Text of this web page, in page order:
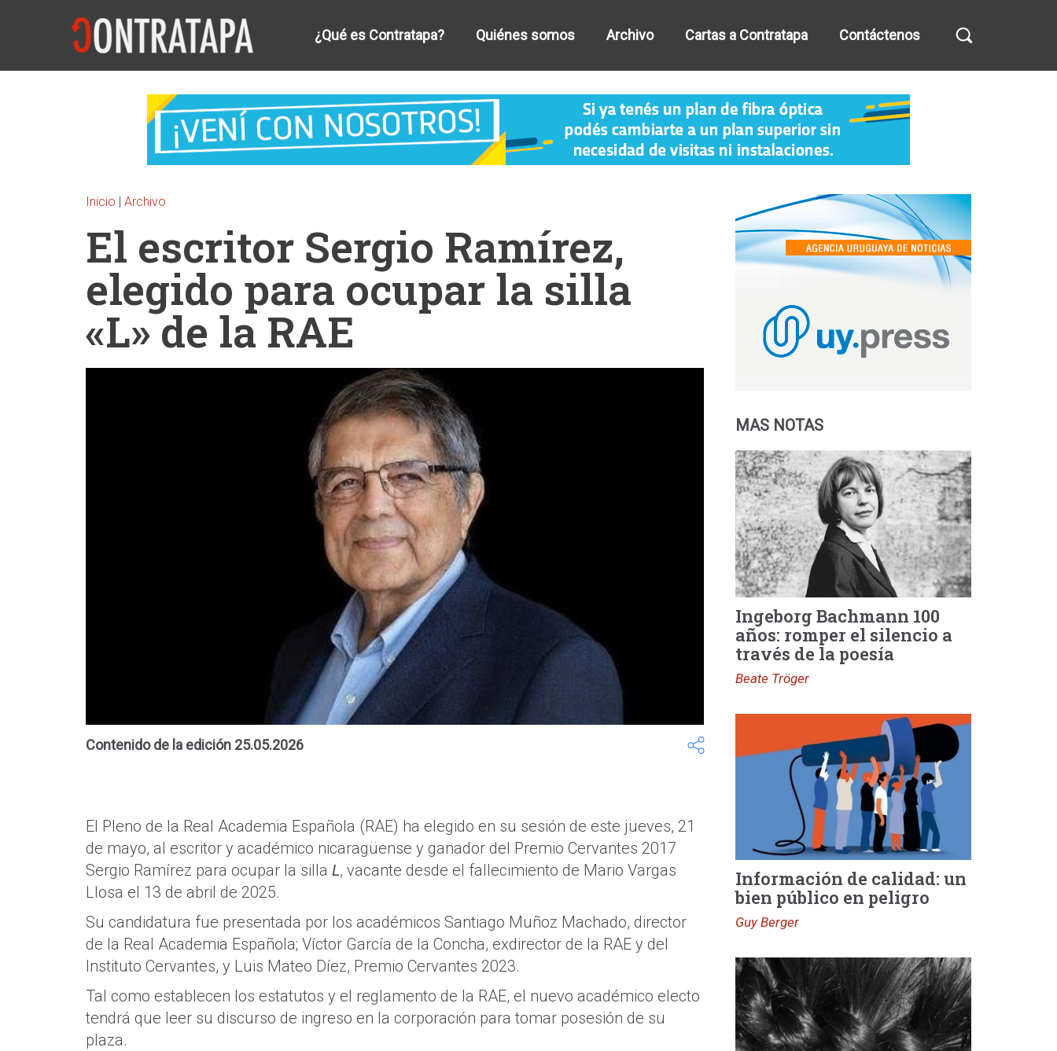
¿Qué es Contratapa? Quiénes somos Archivo Cartas a Contratapa Contáctenos
Inicio | Archivo
El escritor Sergio Ramírez,
elegido para ocupar la silla
«L» de la RAE
Contenido de la edición 25.05.2026
El Pleno de la Real Academia Española (RAE) ha elegido en su sesión de este jueves, 21
de mayo, al escritor y académico nicaragüense y ganador del Premio Cervantes 2017
Sergio Ramírez para ocupar la silla L, vacante desde el fallecimiento de Mario Vargas
Llosa el 13 de abril de 2025.
Su candidatura fue presentada por los académicos Santiago Muñoz Machado, director
de la Real Academia Española; Víctor García de la Concha, exdirector de la RAE y del
Instituto Cervantes, y Luis Mateo Díez, Premio Cervantes 2023.
Tal como establecen los estatutos y el reglamento de la RAE, el nuevo académico electo
tendrá que leer su discurso de ingreso en la corporación para tomar posesión de su
plaza.
MAS NOTAS
Ingeborg Bachmann 100
años: romper el silencio a
través de la poesía
Beate Tröger
Información de calidad: un
bien público en peligro
Guy Berger